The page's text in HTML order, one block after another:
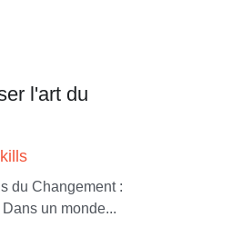
l'art du
du Changement :
un monde...